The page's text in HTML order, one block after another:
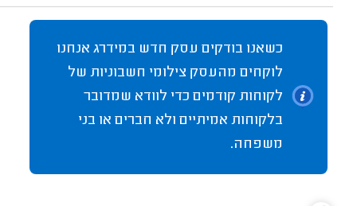
כשאנו בודקים עסק חדש במידרג אנחנו
לוקחים מהעסק צילומי חשבוניות של
לקוחות קודמים כדי לוודא שמדובר
בלקוחות אמיתיים ולא חברים או בני
משפחה.